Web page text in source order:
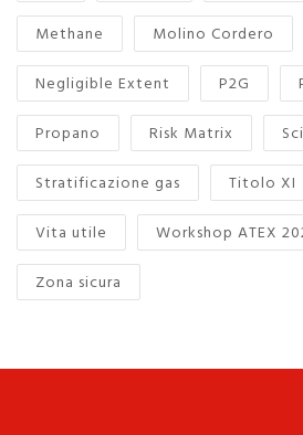
Methane
Molino Cordero
Negligible Extent
P2G
Propano
Risk Matrix
Stratificazione gas
Titolo XI
Vita utile
Workshop ATEX
Zona sicura